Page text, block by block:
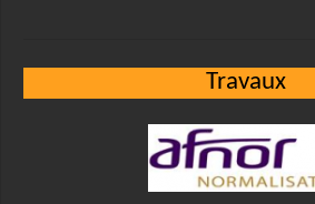
Travaux